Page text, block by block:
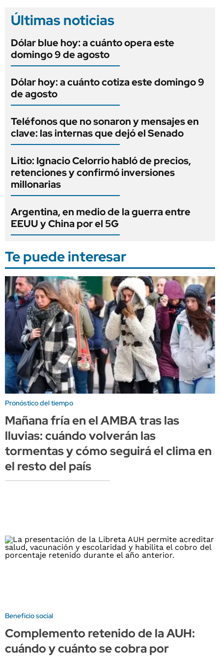
Últimas noticias
Dólar blue hoy: a cuánto opera este
domingo 9 de agosto
Dólar hoy: a cuánto cotiza este domingo 9
de agosto
Teléfonos que no sonaron y mensajes en
clave: las internas que dejó el Senado
Litio: Ignacio Celorrio habló de precios,
retenciones y confirmó inversiones
millonarias
Argentina, en medio de la guerra entre
EEUU y China por el 5G
Te puede interesar
Pronóstico del tiempo
Mañana fría en el AMBA tras las
lluvias: cuándo volverán las
tormentas y cómo seguirá el clima en
el resto del país
Beneficio social
Complemento retenido de la AUH:
cuándo y cuánto se cobra por